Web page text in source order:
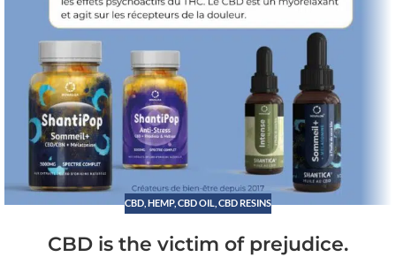
CBD HEMP, CBD OIL CBD RESINS
CBD is the victim of prejudice.